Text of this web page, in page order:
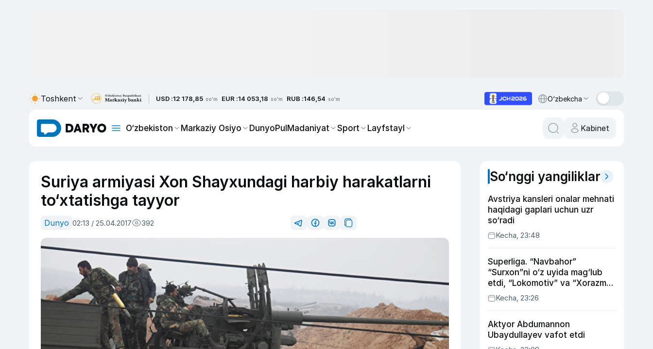
Toshkent USD :12 178,85 so'm EUR :14 053,18 so'm RUB :146,54 so'm O‘zbekcha
O‘zbekiston Markaziy Osiyo DunyoPulMadaniyat Sport Layfstayl Kabinet
Suriya armiyasi Xon Shayxundagi harbiy harakatlarni
to‘xtatishga tayyor
Dunyo 02:13 / 25.04.2017 392
So‘nggi yangiliklar
Avstriya kansleri onalar mehnati
haqidagi gaplari uchun uzr
so‘radi
Kecha, 23:48
Superliga. “Navbahor”
“Surxon”ni o‘z uyida mag‘lub
etdi, “Lokomotiv” va “Xorazm”
uyda g‘alaba qozondi
Kecha, 23:26
Aktyor Abdu­mannon
Ubaydullayev vafot etdi